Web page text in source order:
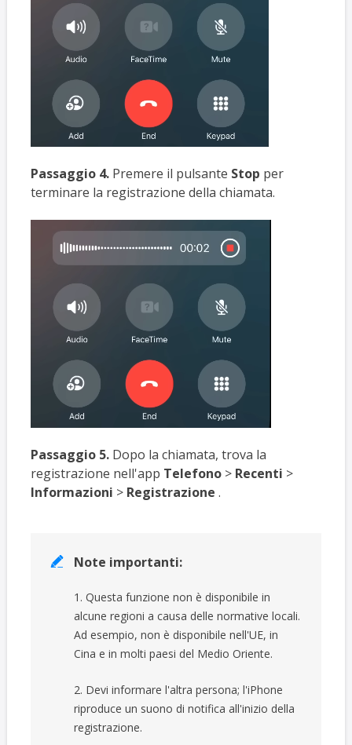
Passaggio 4.Premere il pulsante Stop per
terminare la registrazione della chiamata.
Passaggio 5.Dopo la chiamata, trova la
registrazione nell'app Telefono> Recenti >
Informazioni > Registrazione .
 Note importanti:
1. Questa funzione non è disponibile in
alcune regioni a causa delle normative locali.
Ad esempio, non è disponibile nell'UE, in
Cina e in molti paesi del Medio Oriente.
2. Devi informare l'altra persona; l'iPhone
riproduce un suono di notifica all'inizio della
registrazione.